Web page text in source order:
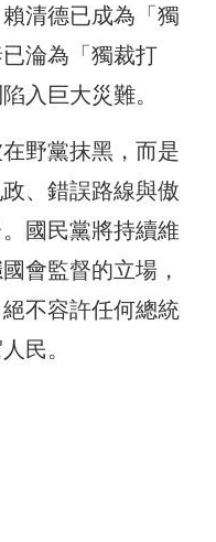
清德已成為「獨
淪為「獨裁打
入巨大災難。
野黨抹黑，而是
、錯誤路線與傲
國民黨將持續維
會監督的立場，
不容許任何總統
民。